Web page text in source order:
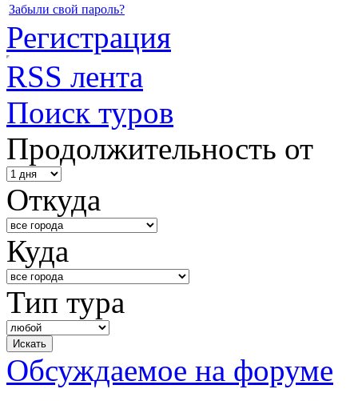
Забыли свой пароль?
Регистрация
RSS лента
Поиск туров
Продолжительность от
Откуда
Куда
Тип тура
Обсуждаемое на форуме